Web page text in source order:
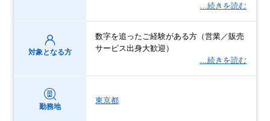
…続きを読む
対象となる方
数字を追ったご経験がある方（営業／販売
サービス出身大歓迎）
…続きを読む
勤務地
東京都